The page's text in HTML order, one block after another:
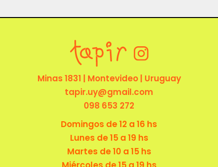
wwwpoly
Minas 1831 | Montevideo | Uruguay
tapir.uy@gmail.com
098 653 272
Domingos de 12 a 16 hs
Lunes de 15 a 19 hs
Martes de 10 a 15 hs